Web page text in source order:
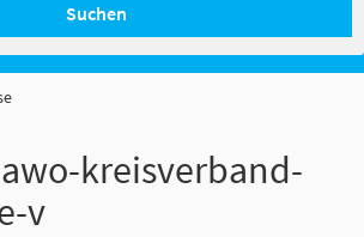
Suchen
kreisverband-
v